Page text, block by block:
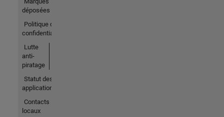
déposées
Politique de
confidentialité
Lutte
anti-
piratage
Statut des
applications
Contacts
locaux